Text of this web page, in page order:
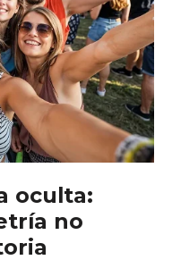
oculta:
no